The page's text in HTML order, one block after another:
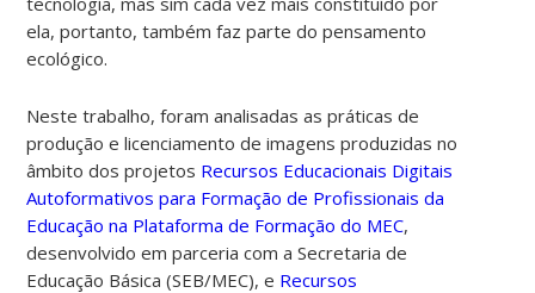
ela, portanto, também faz parte do pensamento
ecológico.
Neste trabalho, foram analisadas as práticas de
produção e licenciamento de imagens produzidas no
âmbito dos projetos Recursos Educacionais Digitais
Autoformativos para Formação de Profissionais da
Educação na Plataforma de Formação do MEC,
desenvolvido em parceria com a Secretaria de
Educação Básica (SEB/MEC), e Recursos